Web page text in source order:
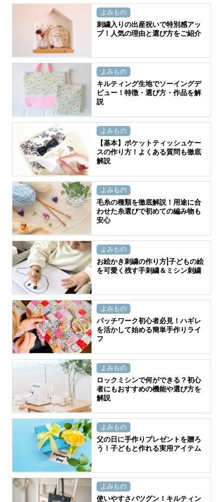
よみもの
刺繍入りの出産祝いで特別感アッ
プ！人気の理由と選び方をご紹介
よみもの
キルティング生地でソーイングデ
ビュー！特徴・選び方・作品を解
説
よみもの
【基本】ポケットティッシュケー
スの作り方！よくある質問も徹底
解説
よみもの
毛糸の種類を徹底解説！用途に合
わせた糸選びで初めての編み物も
安心
よみもの
お絵かき刺繍の作り方|子どもの絵
を可愛く残す手刺繍＆ミシン刺繍
よみもの
パッチワーク初心者必見！ハギレ
を活かして始める簡単手作りライ
フ
よみもの
ロックミシンで何ができる？初心
者にもおすすめの機能や選び方を
解説
よみもの
父の日に手作りプレゼントを贈ろ
う！子どもと作れる実用アイテム
よみもの
使いやすさバツグン！キルティン